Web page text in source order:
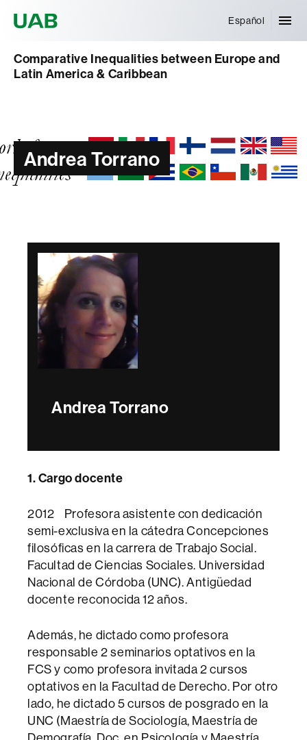
Español
Comparative Inequalities between Europe and
Latin America & Caribbean
Andrea Torrano
Andrea Torrano
1. Cargo docente
2012 Profesora asistente con dedicación
semi-exclusiva en la cátedra Concepciones
filosóficas en la carrera de Trabajo Social.
Facultad de Ciencias Sociales. Universidad
Nacional de Córdoba (UNC). Antigüedad
docente reconocida 12 años.
Además, he dictado como profesora
responsable 2 seminarios optativos en la
FCS y como profesora invitada 2 cursos
optativos en la Facultad de Derecho. Por otro
lado, he dictado 5 cursos de posgrado en la
UNC (Maestría de Sociología, Maestría de